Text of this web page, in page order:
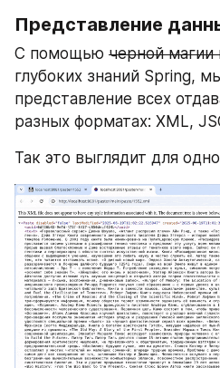
Представление
С помощью черной магии
глубоких знаний Spring,
представление всех
разных форматах: XML,
Так это выглядит для